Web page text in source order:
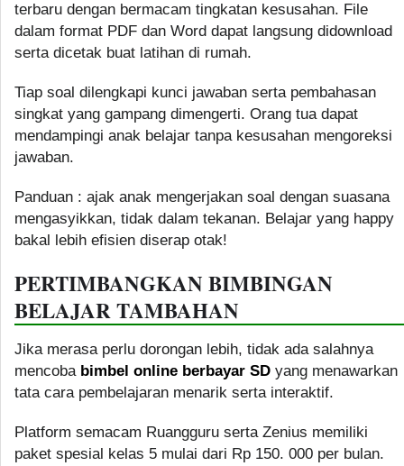
terbaru dengan bermacam tingkatan kesusahan. File
dalam format PDF dan Word dapat langsung didownload
serta dicetak buat latihan di rumah.
Tiap soal dilengkapi kunci jawaban serta pembahasan
singkat yang gampang dimengerti. Orang tua dapat
mendampingi anak belajar tanpa kesusahan mengoreksi
jawaban.
Panduan : ajak anak mengerjakan soal dengan suasana
mengasyikkan, tidak dalam tekanan. Belajar yang happy
bakal lebih efisien diserap otak!
PERTIMBANGKAN BIMBINGAN
BELAJAR TAMBAHAN
Jika merasa perlu dorongan lebih, tidak ada salahnya
mencoba bimbel online berbayar SD yang menawarkan
tata cara pembelajaran menarik serta interaktif.
Platform semacam Ruangguru serta Zenius memiliki
paket spesial kelas 5 mulai dari Rp 150. 000 per bulan.